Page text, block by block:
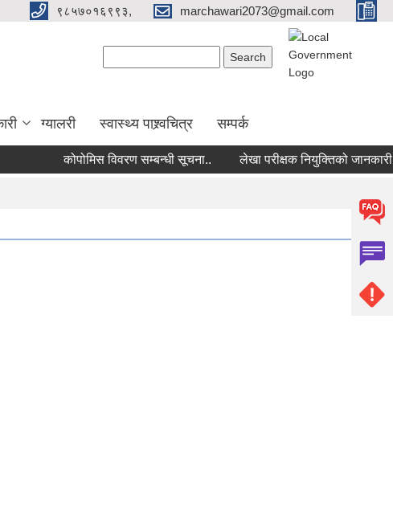
९८५७०१६९९३, marchawari2073@gmail.com
ग्यालरी स्वास्थ्य पाश्र्वचित्र सम्पर्क
कोपोमिस विवरण सम्बन्धी सूचना.. लेखा परीक्षक नियुक्तिको जानकारी